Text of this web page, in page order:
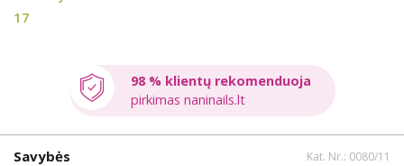
17
98 % klientų rekomenduoja
pirkimas naninails.lt
Savybės Kat. Nr.: 0080/11